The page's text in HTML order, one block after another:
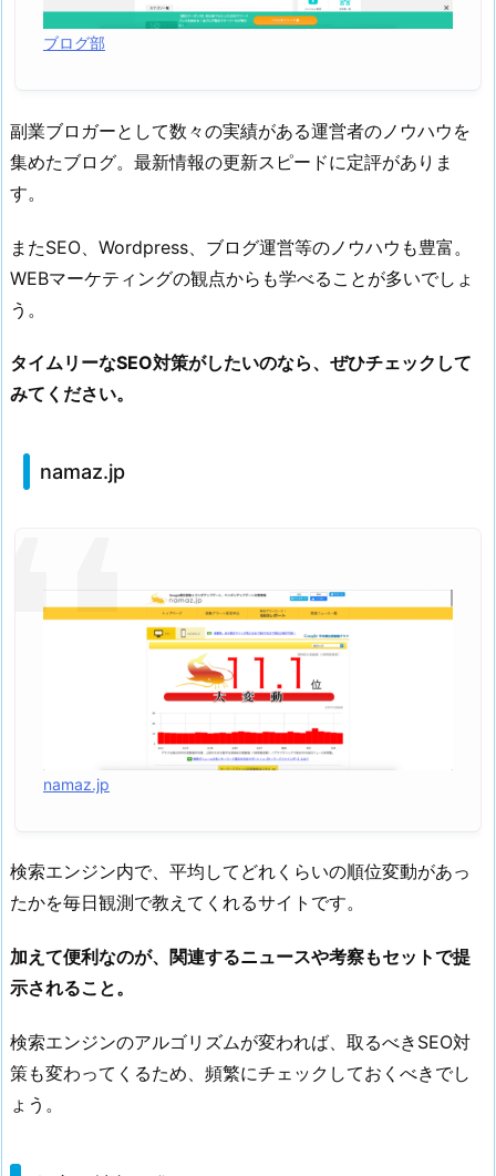
ブログ部
副業ブロガーとして数々の実績がある運営者のノウハウを
集めたブログ。最新情報の更新スピードに定評がありま
す。
またSEO、Wordpress、ブログ運営等のノウハウも豊富。
WEBマーケティングの観点からも学べることが多いでしょ
う。
タイムリーなSEO対策がしたいのなら、ぜひチェックして
みてください。
namaz.jp
namaz.jp
検索エンジン内で、平均してどれくらいの順位変動があっ
たかを毎日観測で教えてくれるサイトです。
加えて便利なのが、関連するニュースや考察もセットで提
示されること。
検索エンジンのアルゴリズムが変われば、取るべきSEO対
策も変わってくるため、頻繁にチェックしておくべきでし
ょう。